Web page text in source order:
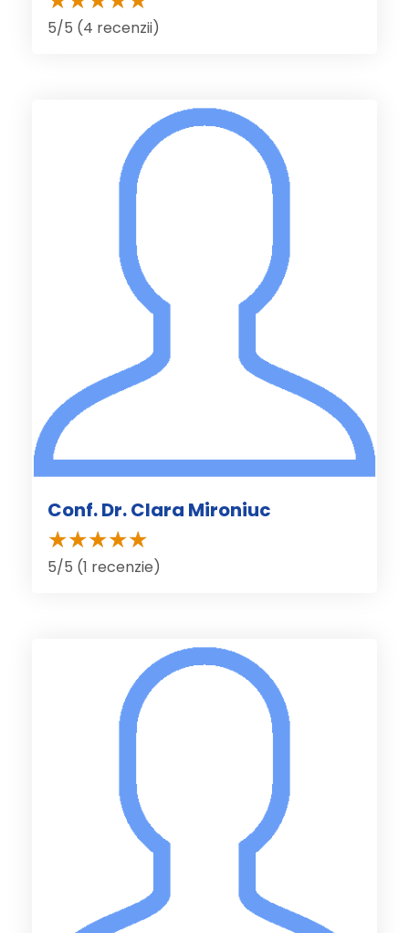
5/5 (4 recenzii)
Conf. Dr. Clara Mironiuc
5/5 (1 recenzie)